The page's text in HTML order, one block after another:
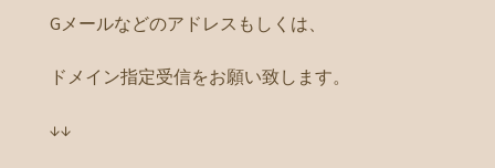
Gメールなどのアドレスもしくは、
ドメイン指定受信をお願い致します。
↓↓